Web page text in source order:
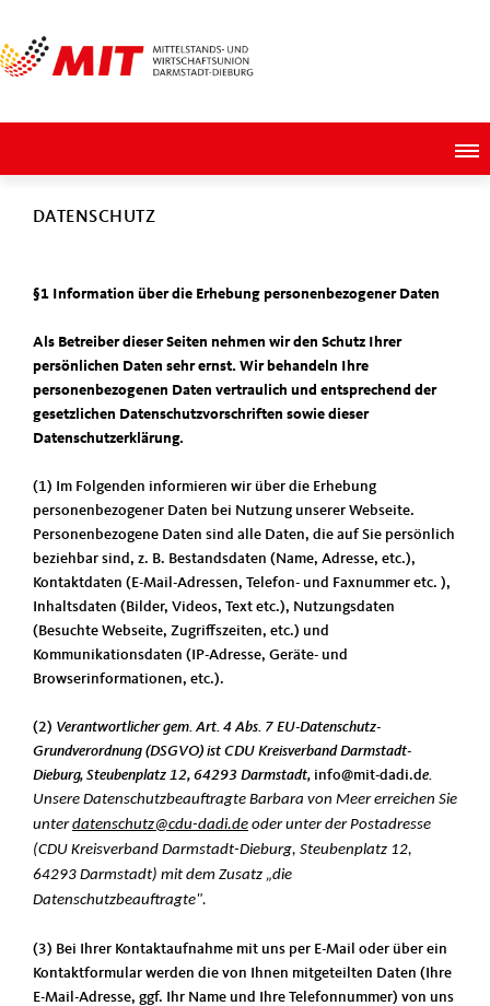
DATENSCHUTZ
§1 Information über die Erhebung personenbezogener Daten
Als Betreiber dieser Seiten nehmen wir den Schutz Ihrer
persönlichen Daten sehr ernst. Wir behandeln Ihre
personenbezogenen Daten vertraulich und entsprechend der
gesetzlichen Datenschutzvorschriften sowie dieser
Datenschutzerklärung.
(1) Im Folgenden informieren wir über die Erhebung
personenbezogener Daten bei Nutzung unserer Webseite.
Personenbezogene Daten sind alle Daten, die auf Sie persönlich
beziehbar sind, z. B. Bestandsdaten (Name, Adresse, etc.),
Kontaktdaten (E-Mail-Adressen, Telefon- und Faxnummer etc. ),
Inhaltsdaten (Bilder, Videos, Text etc.), Nutzungsdaten
(Besuchte Webseite, Zugriffszeiten, etc.) und
Kommunikationsdaten (IP-Adresse, Geräte- und
Browserinformationen, etc.).
(2) Verantwortlicher gem. Art. 4 Abs. 7 EU-Datenschutz-
Grundverordnung (DSGVO) ist CDU Kreisverband Darmstadt-
Dieburg, Steubenplatz 12, 64293 Darmstadt, info@mit-dadi.de.
Unsere Datenschutzbeauftragte Barbara von Meer erreichen Sie
unterdatenschutz@cdu-dadi.de oder unter der Postadresse
(CDU Kreisverband Darmstadt-Dieburg, Steubenplatz 12,
64293 Darmstadt) mit dem Zusatz „die
Datenschutzbeauftragte".
(3) Bei Ihrer Kontaktaufnahme mit uns per E-Mail oder über ein
Kontaktformular werden die von Ihnen mitgeteilten Daten (Ihre
E-Mail-Adresse, ggf. Ihr Name und Ihre Telefonnummer) von uns